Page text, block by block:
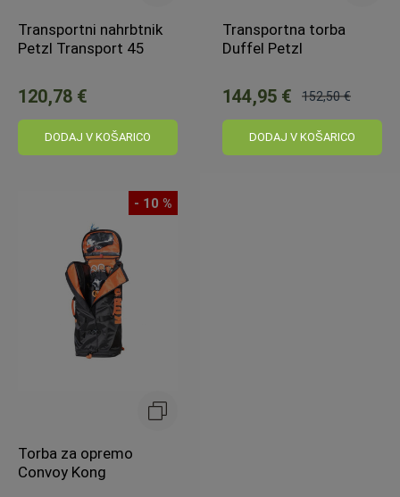
Transportni nahrbtnik
Petzl Transport 45
120,78 €
DODAJ V KOŠARICO
Transportna torba
Duffel Petzl
144,95 €
cena:
152,50 €
DODAJ V KOŠARICO
- 10 %
Torba za opremo
Convoy Kong